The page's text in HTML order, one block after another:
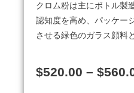
クロム粉は主にボトル製
認知度を高め、パッケー
させる緑色のガラス顔料
$520.00 – $